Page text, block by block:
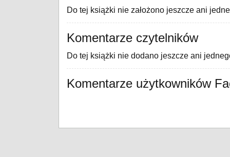
Do tej książki nie założono jeszcze ani
Komentarze czytelników
Do tej książki nie dodano jeszcze ani
Komentarze użytkowników